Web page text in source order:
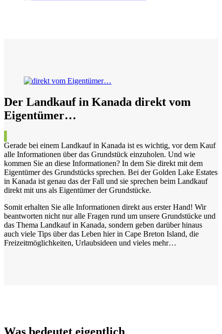
Der Landkauf in Kanada direkt vom
Eigentümer…
Gerade bei einem Landkauf in Kanada ist es wichtig, vor dem Kauf
alle Informationen über das Grundstück einzuholen. Und wie
kommen Sie an diese Informationen? In dem Sie direkt mit dem
Eigentümer des Grundstücks sprechen. Bei der Golden Lake Estates
in Kanada ist genau das der Fall und sie sprechen beim Landkauf
direkt mit uns als Eigentümer der Grundstücke.
Somit erhalten Sie alle Informationen direkt aus erster Hand! Wir
beantworten nicht nur alle Fragen rund um unsere Grundstücke und
das Thema Landkauf in Kanada, sondern geben darüber hinaus
auch viele Tips über das Leben hier in Cape Breton Island, die
Freizeitmöglichkeiten, Urlaubsideen und vieles mehr…